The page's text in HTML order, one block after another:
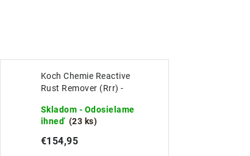
Koch Chemie Reactive
Rust Remover (Rrr) -
hrdze 11KG
Skladom - Odosielame
ihneď (23 ks)
€154,95